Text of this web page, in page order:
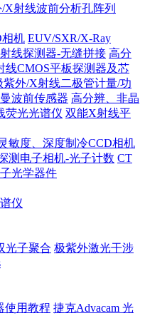
X射线波前分析孔阵列
相机 EUV/SXR/X-Ray
线探测器-无缝拼接 高分
线CMOS平板探测器及芯
紫外/X射线二极管计量/功
波前传感器 高分辨、非晶
荧光光谱仪 双能X射线平
敏度、深度制冷CCD相机
测电子相机-光子计数 CT
光学器件
仪
光子聚合 极紫外激光干涉
使用教程 捷克Advacam 光